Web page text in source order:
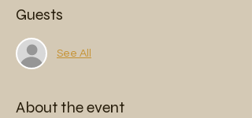
Guests
See All
About the event